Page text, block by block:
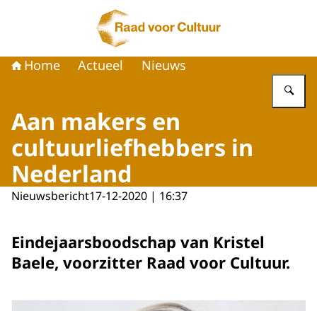
Naar de homepage van Raad voor Cultuur
Home Actueel Nieuws
Aan makers en
cultuurliefhebbers in
Nederland
Nieuwsbericht17-12-2020 | 16:37
Eindejaarsboodschap van Kristel
Baele, voorzitter Raad voor Cultuur.